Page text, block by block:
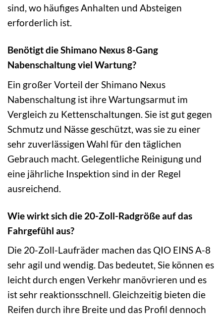
sind, wo häufiges Anhalten und Absteigen
erforderlich ist.
Benötigt die Shimano Nexus 8-Gang
Nabenschaltung viel Wartung?
Ein großer Vorteil der Shimano Nexus
Nabenschaltung ist ihre Wartungsarmut im
Vergleich zu Kettenschaltungen. Sie ist gut gegen
Schmutz und Nässe geschützt, was sie zu einer
sehr zuverlässigen Wahl für den täglichen
Gebrauch macht. Gelegentliche Reinigung und
eine jährliche Inspektion sind in der Regel
ausreichend.
Wie wirkt sich die 20-Zoll-Radgröße auf das
Fahrgefühl aus?
Die 20-Zoll-Laufräder machen das QIO EINS A-8
sehr agil und wendig. Das bedeutet, Sie können es
leicht durch engen Verkehr manövrieren und es
ist sehr reaktionsschnell. Gleichzeitig bieten die
Reifen durch ihre Breite und das Profil dennoch